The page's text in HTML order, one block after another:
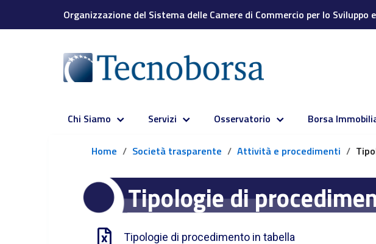
Organizzazione del Sistema delle Camere di Commercio per lo
Chi Siamo Servizi Osservatorio Borsa
Home Società trasparente Attività e procedimenti
Tipologie di
Tipologie di procedimento in tabella